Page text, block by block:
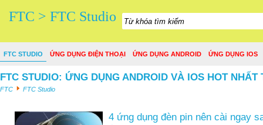
FTC > FTC Studio
FTC STUDIO ỨNG DỤNG ĐIỆN THOẠI ỨNG DỤNG ANDROID ỨNG DỤNG IOS
FTC STUDIO: ỨNG DỤNG ANDROID VÀ IOS HOT NHẤT
FTC FTC Studio
4 ứng dụng đèn pin nên cài ngay